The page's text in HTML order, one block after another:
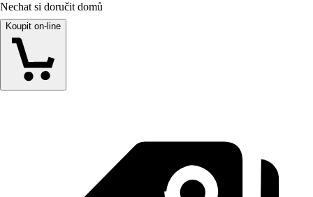
Nechat si doručit domů
Koupit on-line